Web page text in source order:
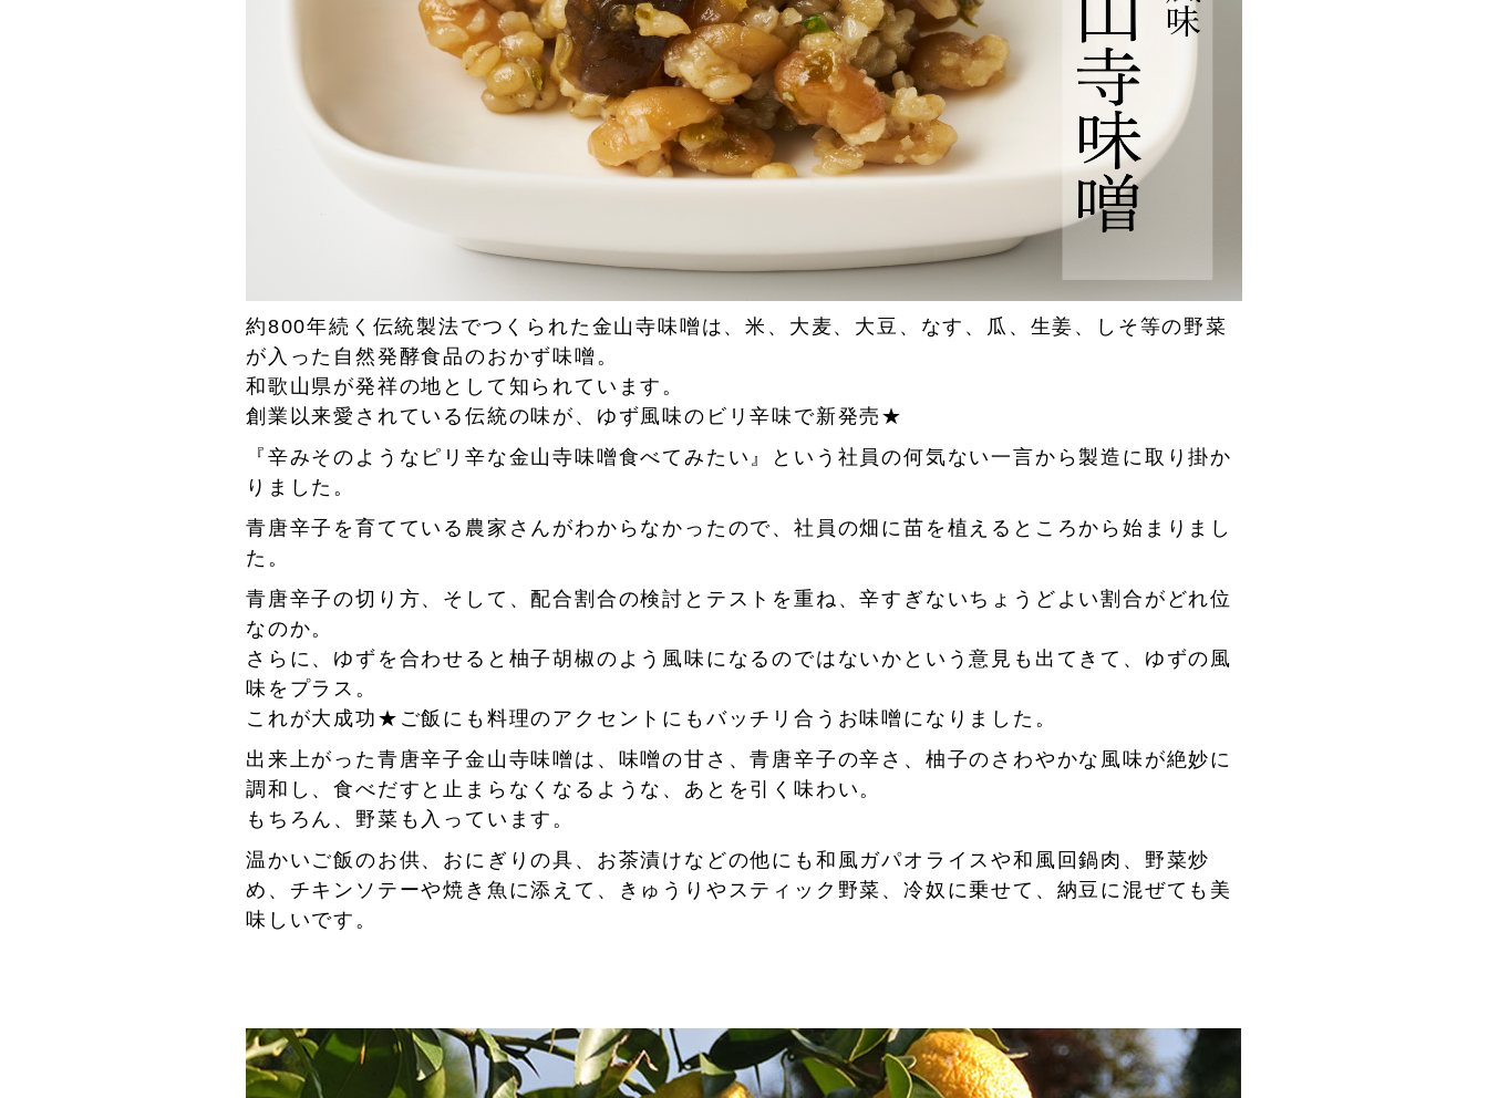
約800年続く伝統製法でつくられた金山寺味噌は、米、大麦、大豆、なす、瓜、生姜、しそ等の野菜
が入った自然発酵食品のおかず味噌。
和歌山県が発祥の地として知られています。
創業以来愛されている伝統の味が、ゆず風味のビリ辛味で新発売★
『辛みそのようなピリ辛な金山寺味噌食べてみたい』という社員の何気ない一言から製造に取り掛か
りました。
青唐辛子を育てている農家さんがわからなかったので、社員の畑に苗を植えるところから始まりまし
た。
青唐辛子の切り方、そして、配合割合の検討とテストを重ね、辛すぎないちょうどよい割合がどれ位
なのか。
さらに、ゆずを合わせると柚子胡椒のよう風味になるのではないかという意見も出てきて、ゆずの風
味をプラス。
これが大成功★ご飯にも料理のアクセントにもバッチリ合うお味噌になりました。
出来上がった青唐辛子金山寺味噌は、味噌の甘さ、青唐辛子の辛さ、柚子のさわやかな風味が絶妙に
調和し、食べだすと止まらなくなるような、あとを引く味わい。
もちろん、野菜も入っています。
温かいご飯のお供、おにぎりの具、お茶漬けなどの他にも和風ガパオライスや和風回鍋肉、野菜炒
め、チキンソテーや焼き魚に添えて、きゅうりやスティック野菜、冷奴に乗せて、納豆に混ぜても美
味しいです。